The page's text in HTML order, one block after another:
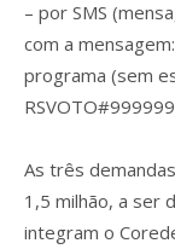
– por SMS
com a
programa (sem
As três
1,5 milhão, a ser
integram o